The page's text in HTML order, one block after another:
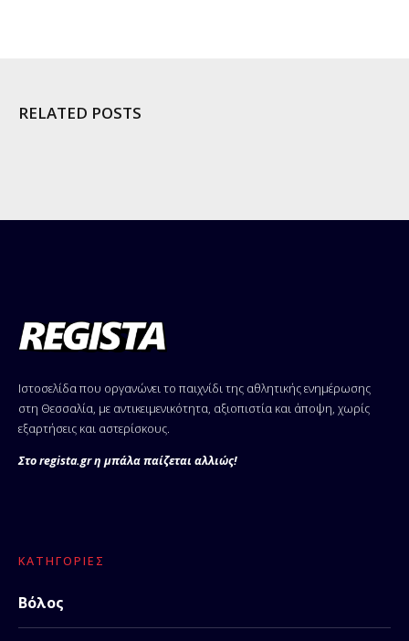
RELATED POSTS
Ιστοσελίδα που οργανώνει το παιχνίδι της αθλητικής ενημέρωσης
στη Θεσσαλία, με αντικειμενικότητα, αξιοπιστία και άποψη, χωρίς
εξαρτήσεις και αστερίσκους.
Στο regista.gr η μπάλα παίζεται αλλιώς!
ΚΑΤΗΓΟΡΊΕΣ
Βόλος